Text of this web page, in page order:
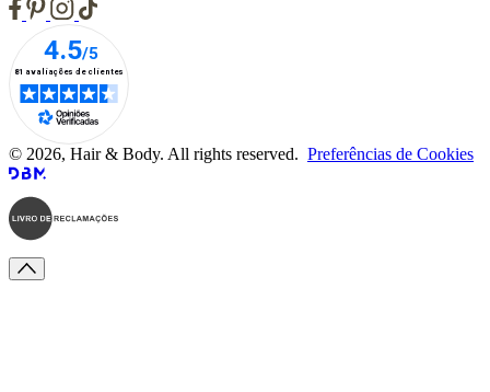
© 2026, Hair & Body. All rights reserved. Preferências de Cookies